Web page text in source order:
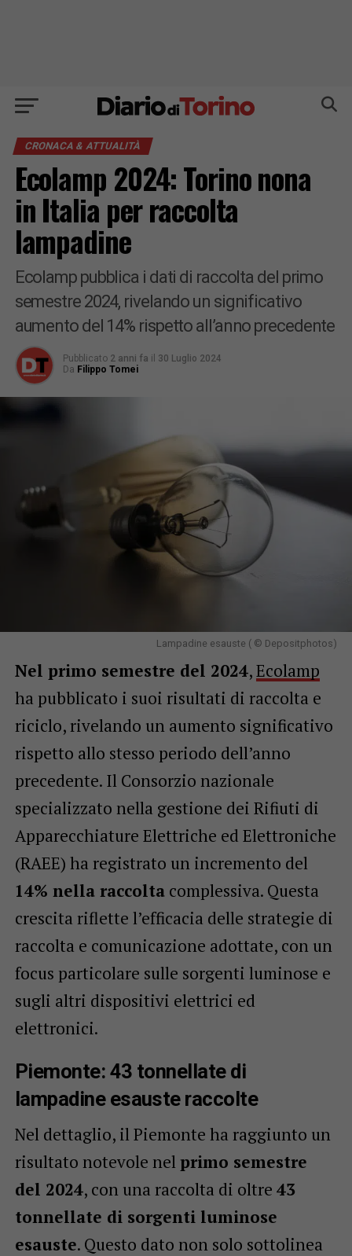
CRONACA & ATTUALITÀ
Ecolamp 2024: Torino nona
in Italia per raccolta
lampadine
Ecolamp pubblica i dati di raccolta del primo
semestre 2024, rivelando un significativo
aumento del 14% rispetto all’anno precedente
Pubblicato 2 anni fa il 30 Luglio 2024
Da Filippo Tomei
Lampadine esauste ( © Depositphotos)
Nel primo semestre del 2024,Ecolamp
ha pubblicato i suoi risultati di raccolta e
riciclo, rivelando un aumento significativo
rispetto allo stesso periodo dell’anno
precedente. Il Consorzio nazionale
specializzato nella gestione dei Rifiuti di
Apparecchiature Elettriche ed Elettroniche
(RAEE) ha registrato un incremento del
14% nella raccoltacomplessiva. Questa
crescita riflette l’efficacia delle strategie di
raccolta e comunicazione adottate, con un
focus particolare sulle sorgenti luminose e
sugli altri dispositivi elettrici ed
elettronici.
Piemonte: 43 tonnellate di
lampadine esauste raccolte
Nel dettaglio, il Piemonte ha raggiunto un
risultato notevole nel primo semestre
del 2024, con una raccolta di oltre 43
tonnellate di sorgenti luminose
esauste. Questo dato non solo sottolinea